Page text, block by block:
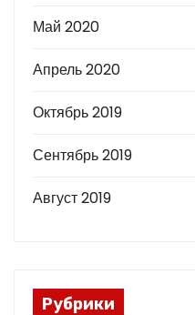
Май 2020
Апрель 2020
Октябрь 2019
Сентябрь 2019
Август 2019
Рубрики